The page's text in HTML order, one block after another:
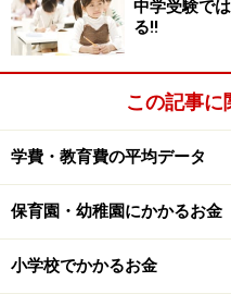
＜１＞子どもたちととも
＜２＞貧困に苦しむ子ど
＜４＞「子どもの権利」
なげる
する
＜６＞子どもたちの声を
中学受験で
る!!
この記事に
学費・教育費の平均データ
保育園・幼稚園にかかるお金
小学校でかかるお金